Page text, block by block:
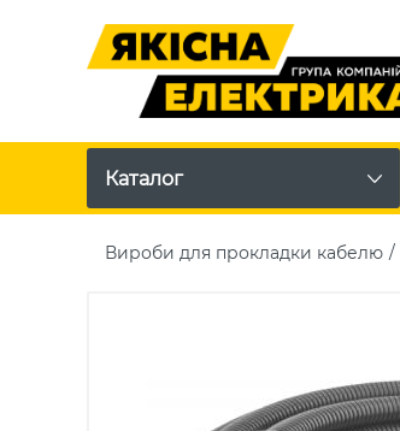
Каталог
Вироби для прокладки кабелю